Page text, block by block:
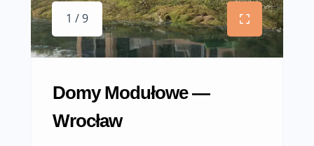
1 / 9
Domy Modułowe —
Wrocław